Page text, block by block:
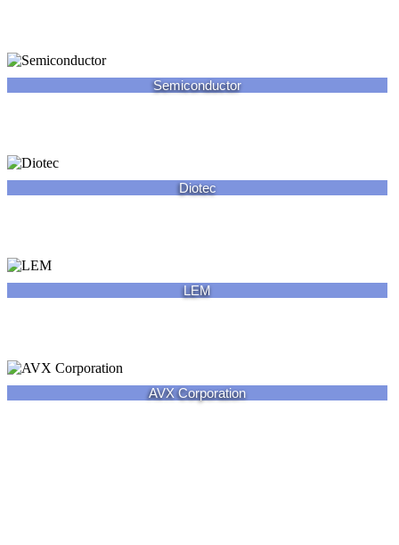
Semiconductor
Diotec
LEM
AVX Corporation